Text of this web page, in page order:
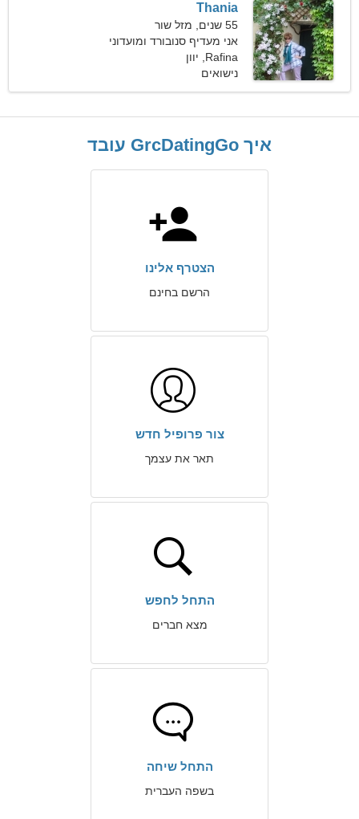
Thania
55 שנים, מזל שור
אני מעדיף סנובורד ומועדוני
לילה
Rafina, יוון
נישואים
איך GrcDatingGo עובד
הצטרף אלינו
הרשם בחינם
צור פרופיל חדש
תאר את עצמך
התחל לחפש
מצא חברים
התחל שיחה
בשפה העברית